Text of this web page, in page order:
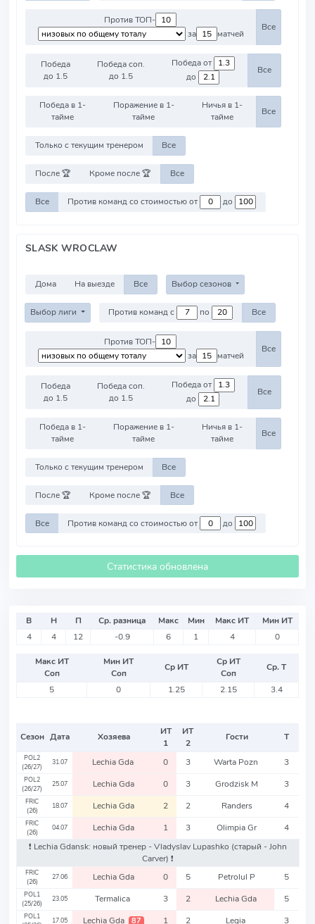
Против ТОП-
за
матчей
Все
Победа
до 1.5
Победа соп.
до 1.5
Победа от
до
Все
Победа в 1-
тайме
Поражение в 1-
тайме
Ничья в 1-
тайме
Все
Только с текущим тренером Все
После 🏆 Кроме после 🏆 Все
Все Против команд со стоимостью от до
SLASK WROCLAW
Дома На выезде Все Выбор сезонов
Выбор лиги Против команд с по Все
Против ТОП-
за
матчей
Все
Победа
до 1.5
Победа соп.
до 1.5
Победа от
до
Все
Победа в 1-
тайме
Поражение в 1-
тайме
Ничья в 1-
тайме
Все
Только с текущим тренером Все
После 🏆 Кроме после 🏆 Все
Все Против команд со стоимостью от до
Статистика обновлена
В Н П Ср. разница Макс Мин Макс ИТ
Мин ИТ
4
4 12 -0.9 6 1 4 0
Макс ИТ
Соп
Мин ИТ
Соп
Ср ИТ
Ср ИТ
Соп
Ср. Т
5
0 1.25 2.15 3.4
Сезон Дата Хозяева
ИТ
1
ИТ
2
Гости Т
POL2
(26/27)
31.07 Lechia Gda 0 3 Warta Pozn 3
POL2
(26/27)
25.07 Lechia Gda 0 3 Grodzisk M 3
FRIC
(26)
18.07 Lechia Gda 2 2 Randers 4
FRIC
(26)
04.07 Lechia Gda 1 3 Olimpia Gr
4
❗️ Lechia Gdansk: новый тренер - Vladyslav Lupashko (старый - John
Carver) ❗️
FRIC
(26)
27.06 Lechia Gda 0 5 Petrolul P 5
POL1
(25/26)
23.05 Termalica 3 2 Lechia Gda 5
POL1
17.05 Lechia Gda 87 1 2 Legia 3